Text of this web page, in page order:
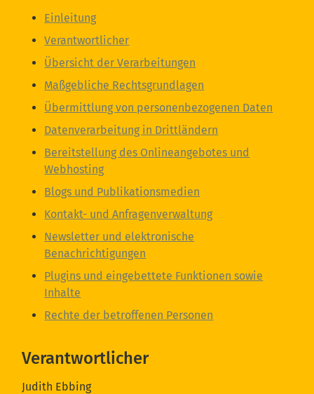
Einleitung
Verantwortlicher
Übersicht der Verarbeitungen
Maßgebliche Rechtsgrundlagen
Übermittlung von personenbezogenen Daten
Datenverarbeitung in Drittländern
Bereitstellung des Onlineangebotes und
Webhosting
Blogs und Publikationsmedien
Kontakt- und Anfragenverwaltung
Newsletter und elektronische
Benachrichtigungen
Plugins und eingebettete Funktionen sowie
Inhalte
Rechte der betroffenen Personen
Verantwortlicher
Judith Ebbing